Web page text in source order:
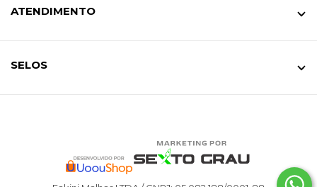
ATENDIMENTO
SELOS